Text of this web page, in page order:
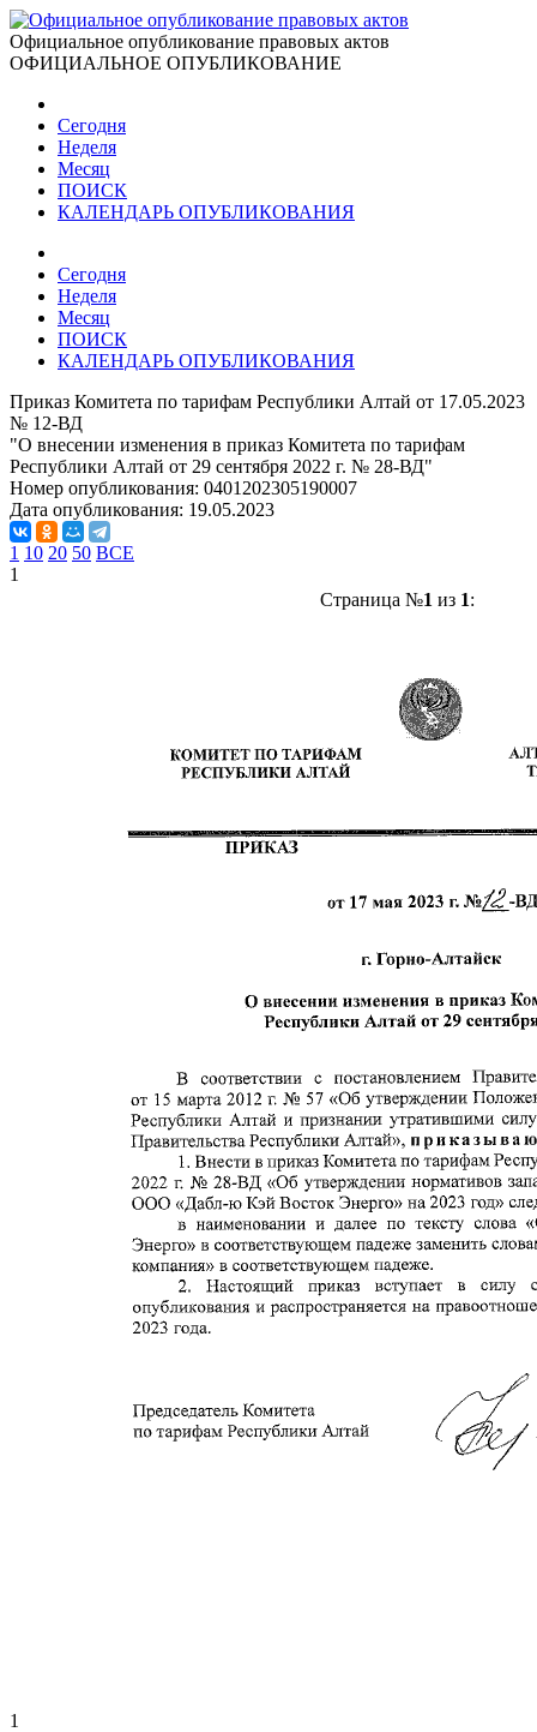
Официальное опубликование правовых актов
ОФИЦИАЛЬНОЕ ОПУБЛИКОВАНИЕ
Сегодня
Неделя
Месяц
ПОИСК
КАЛЕНДАРЬ ОПУБЛИКОВАНИЯ
Сегодня
Неделя
Месяц
ПОИСК
КАЛЕНДАРЬ ОПУБЛИКОВАНИЯ
Приказ Комитета по тарифам Республики Алтай от 17.05.2023
№ 12-ВД
"О внесении изменения в приказ Комитета по тарифам
Республики Алтай от 29 сентября 2022 г. № 28-ВД"
Номер опубликования: 0401202305190007
Дата опубликования: 19.05.2023
1 10 20 50 ВСЕ
1
Страница №1 из 1:
1